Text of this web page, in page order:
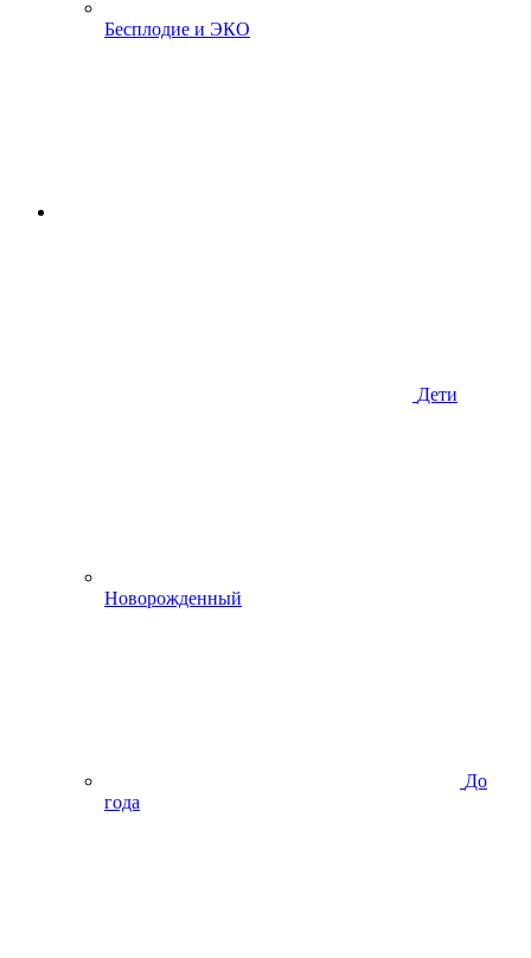
Бесплодие и ЭКО
Дети
Новорожденный
До
года